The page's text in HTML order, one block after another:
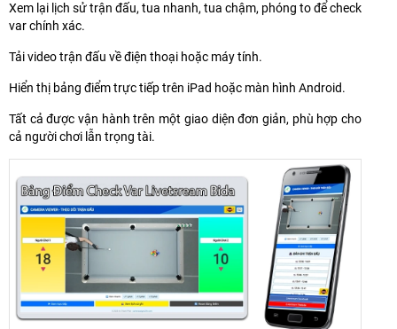
Xem lại lịch sử trận đấu, tua nhanh, tua chậm, phóng to để check
var chính xác.
Tải video trận đấu về điện thoại hoặc máy tính.
Hiển thị bảng điểm trực tiếp trên iPad hoặc màn hình Android.
Tất cả được vận hành trên một giao diện đơn giản, phù hợp cho
cả người chơi lẫn trọng tài.